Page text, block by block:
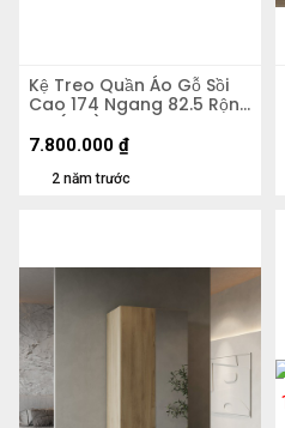
Kệ Treo Quần Áo Gỗ Sồi
Cao 174 Ngang 82.5 Rộng
44 (cm)
2 năm trước
7.800.000 ₫